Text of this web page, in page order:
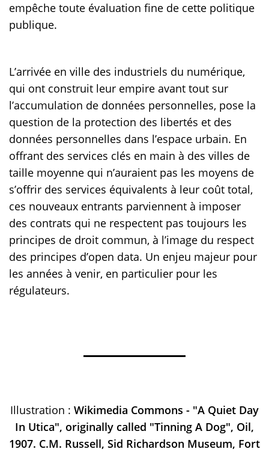
empêche toute évaluation fine de cette politique
publique.
L’arrivée en ville des industriels du numérique,
qui ont construit leur empire avant tout sur
l’accumulation de données personnelles, pose la
question de la protection des libertés et des
données personnelles dans l’espace urbain. En
offrant des services clés en main à des villes de
taille moyenne qui n’auraient pas les moyens de
s’offrir des services équivalents à leur coût total,
ces nouveaux entrants parviennent à imposer
des contrats qui ne respectent pas toujours les
principes de droit commun, à l’image du respect
des principes d’open data. Un enjeu majeur pour
les années à venir, en particulier pour les
régulateurs.
Illustration : Wikimedia Commons - "A Quiet Day
In Utica", originally called "Tinning A Dog", Oil,
1907. C.M. Russell, Sid Richardson Museum, Fort